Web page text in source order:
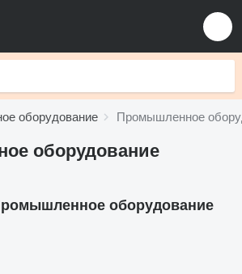
оборудование Промышленное
оборудование
оборудование